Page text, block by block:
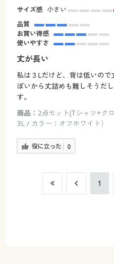
サイズ感 小さい
品質
お買い得感
使いやすさ
丈が長い
私は３Lだけど、背は低いので
ぽいから丈詰めも難しそうだ
す。
商品： 2点セット(Tシャツ+ク
3L / カラー：オフホワイト）
役に立った 0
​1